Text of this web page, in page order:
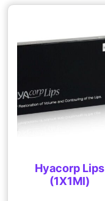
Hyacorp Lips
(1X1Ml)